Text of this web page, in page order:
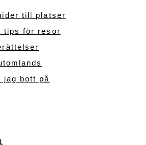
till platser
tips för resor
jag bott på